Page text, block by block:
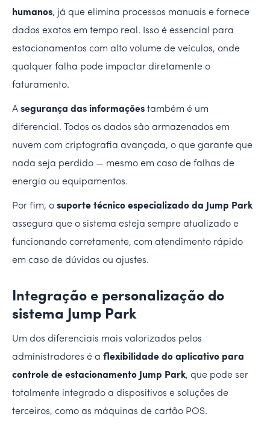
humanos, já que elimina processos manuais e fornece
dados exatos em tempo real. Isso é essencial para
estacionamentos com alto volume de veículos, onde
qualquer falha pode impactar diretamente o
faturamento.
A segurança das informações também é um
diferencial. Todos os dados são armazenados em
nuvem com criptografia avançada, o que garante que
nada seja perdido — mesmo em caso de falhas de
energia ou equipamentos.
Por fim, o suporte técnico especializado da Jump Park
assegura que o sistema esteja sempre atualizado e
funcionando corretamente, com atendimento rápido
em caso de dúvidas ou ajustes.
Integração e personalização do
sistema Jump Park
Um dos diferenciais mais valorizados pelos
administradores é a flexibilidade do aplicativo para
controle de estacionamento Jump Park, que pode ser
totalmente integrado a dispositivos e soluções de
terceiros, como as máquinas de cartão POS.